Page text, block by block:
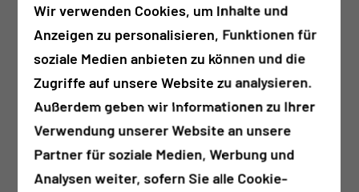
Dr. med. Gunter Ziegenhardt
Wir verwenden Cookies, um Inhalte und
Anzeigen zu personalisieren, Funktionen für
soziale Medien anbieten zu können und die
Zugriffe auf unsere Website zu analysieren.
Außerdem geben wir Informationen zu Ihrer
Verwendung unserer Website an unsere
Partner für soziale Medien, Werbung und
Analysen weiter, sofern Sie alle Cookie-